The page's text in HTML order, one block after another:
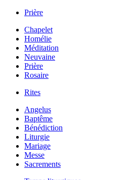
Prière
Chapelet
Homélie
Méditation
Neuvaine
Prière
Rosaire
Rites
Angelus
Baptême
Bénédiction
Liturgie
Mariage
Messe
Sacrements